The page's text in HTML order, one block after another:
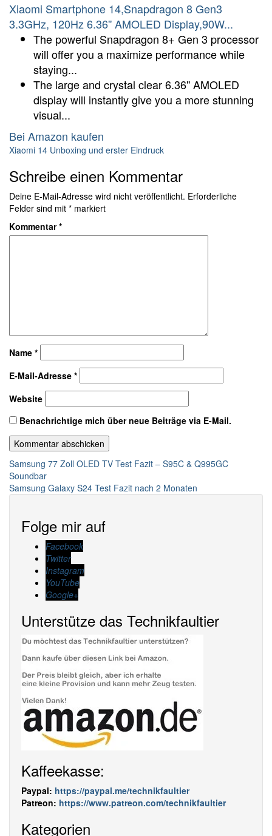
Xiaomi Smartphone 14,Snapdragon 8 Gen3
3.3GHz, 120Hz 6.36'' AMOLED Display,90W...
The powerful Snapdragon 8+ Gen 3 processor
will offer you a maximize performance while
staying...
The large and crystal clear 6.36'' AMOLED
display will instantly give you a more stunning
visual...
Bei Amazon kaufen
Xiaomi 14 Unboxing und erster Eindruck
Schreibe einen Kommentar
Deine E-Mail-Adresse wird nicht veröffentlicht. Erforderliche
Felder sind mit * markiert
Kommentar*
Name *
E-Mail-Adresse *
Website
Benachrichtige mich über neue Beiträge via E-Mail.
Beitragsnavigation
Samsung 77 Zoll OLED TV Test Fazit – S95C & Q995GC
Soundbar
Samsung Galaxy S24 Test Fazit nach 2 Monaten
Folge mir auf
Facebook
Twitter
Instagram
YouTube
Google+
Unterstütze das Technikfaultier
Kaffeekasse:
Paypal: https://paypal.me/technikfaultier
Patreon: https://www.patreon.com/technikfaultier
Kategorien